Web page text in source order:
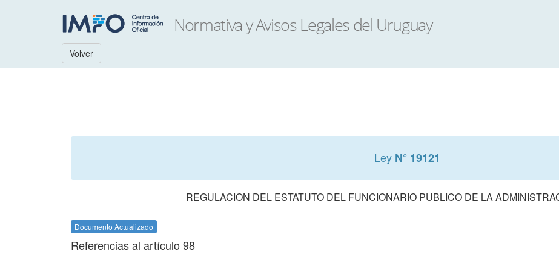
Volver
Ley N° 19121
REGULACION DEL ESTATUTO DEL FUNCIONARIO PUBLICO DE LA
Documento Actualizado
Referencias al artículo 98